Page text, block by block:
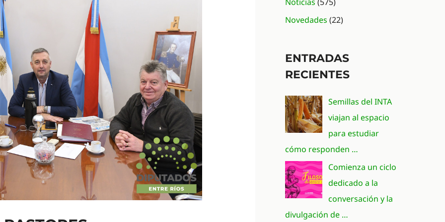
Novedades (22)
ENTRADAS
RECIENTES
Semillas del INTA
viajan al espacio
para estudiar
cómo responden …
Comienza un ciclo
dedicado a la
conversación y la
divulgación de …